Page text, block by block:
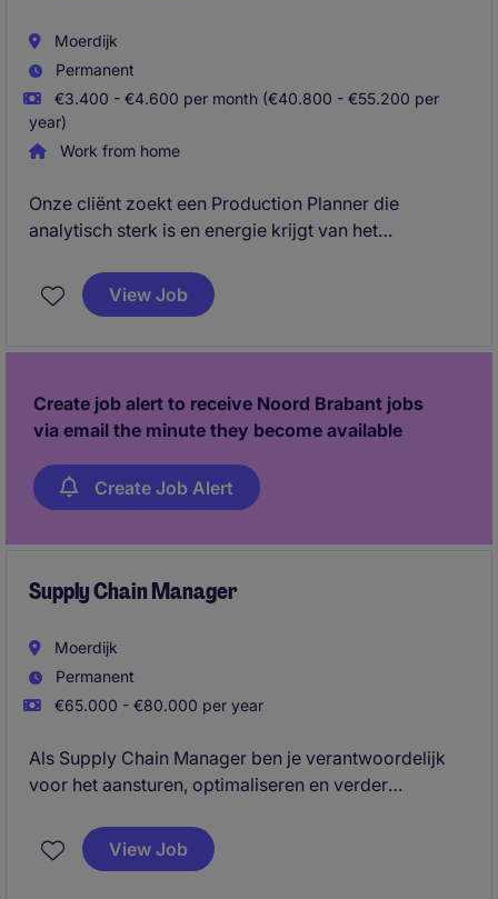
Moerdijk
Permanent
€3.400 - €4.600 per month (€40.800 - €55.200 per
year)
Work from home
Onze cliënt zoekt een Production Planner die
analytisch sterk is en energie krijgt van het
Met jouw vermogen om overzicht te houden,
capaciteitsvraagstukken te analyseren en scenario's
supply chain en digitalisering.
View Job
Create job alert to receive Noord Brabant jobs
via email the minute they become available
Create Job Alert
Supply Chain Manager
Moerdijk
Permanent
€65.000 - €80.000 per year
Als Supply Chain Manager ben je verantwoordelijk
voor het aansturen, optimaliseren en verder
inkoopactiviteiten. Je combineert strategisch inzicht
met hands-on leiderschap en zorgt voor een
View Job